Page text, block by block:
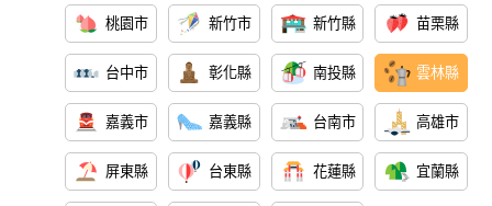
桃園市 新竹市 新竹縣 苗栗縣
台中市 彰化縣 南投縣 雲林縣
嘉義市 嘉義縣 台南市 高雄市
屏東縣 台東縣 花蓮縣 宜蘭縣